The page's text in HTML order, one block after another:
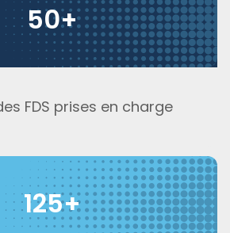
50+
FDS prises en charge
125+